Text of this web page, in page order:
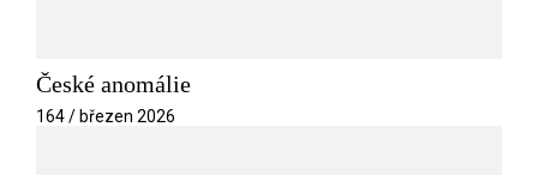
České anomálie
164 / březen 2026